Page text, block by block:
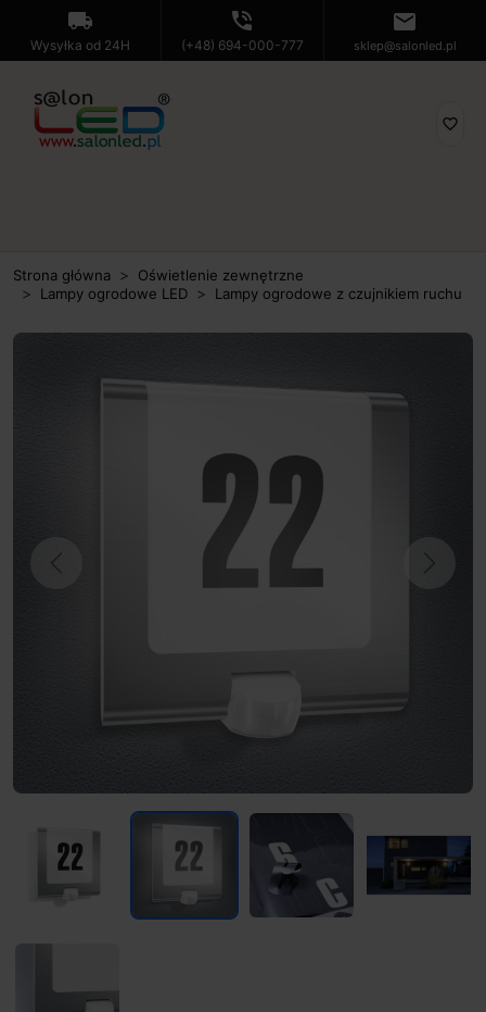
local_shipping
Wysyłka od 24H
phone_in_talk
(+48) 694-000-777
mail
sklep@salonled.pl
favorite_border
Strona główna
Oświetlenie zewnętrzne
Lampy ogrodowe LED
Lampy ogrodowe z czujnikiem ruchu
Previous Next